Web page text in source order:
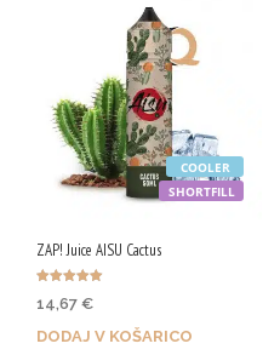
SHORTFILL
COOLER
ZAP! Juice AISU Cactus
5.00
14,67 €
DODAJ V KOŠARICO